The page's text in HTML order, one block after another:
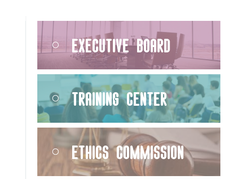
Executive Board
Training Center
Ethics Commission